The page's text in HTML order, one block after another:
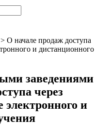
> О начале продаж доступа
и дистанционного
заведениями
через
электронного и